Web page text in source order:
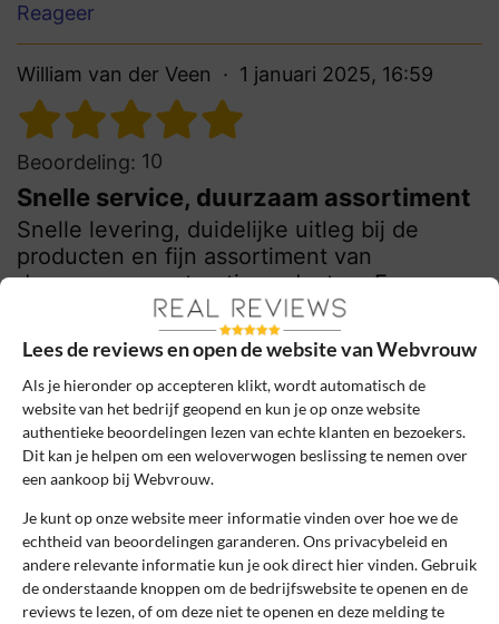
Reageer
William van der Veen 1 januari 2025, 16:59
Beoordeling: 10
Snelle service, duurzaam assortiment
Snelle levering, duidelijke uitleg bij de
producten en fijn assortiment van
duurzame menstruatieproducten. Erg
tevreden met mijn aankoop en de
persoonlijke service.
0
Review handmatig gecontroleerd en goedgekeurd.
Bekijk ons beleid
Hazel Kuipers 27 oktober 2024, 12:51
Lees de reviews en open de website van Webvrouw
Als je hieronder op accepteren klikt, wordt automatisch de
website van het bedrijf geopend en kun je op onze website
authentieke beoordelingen lezen van echte klanten en bezoekers.
Dit kan je helpen om een weloverwogen beslissing te nemen over
een aankoop bij Webvrouw.
Je kunt op onze website meer informatie vinden over hoe we de
echtheid van beoordelingen garanderen. Ons privacybeleid en
andere relevante informatie kun je ook direct hier vinden. Gebruik
de onderstaande knoppen om de bedrijfswebsite te openen en de
reviews te lezen, of om deze niet te openen en deze melding te